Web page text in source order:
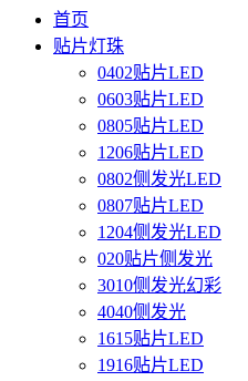
首页
贴片灯珠
0402贴片LED
0603贴片LED
0805贴片LED
1206贴片LED
0802侧发光LED
0807贴片LED
1204侧发光LED
020贴片侧发光
3010侧发光幻彩
4040侧发光
1615贴片LED
1916贴片LED